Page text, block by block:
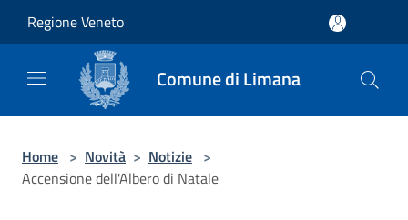
Regione Veneto
Comune di Limana
Home > Novità > Notizie >
Accensione dell'Albero di Natale